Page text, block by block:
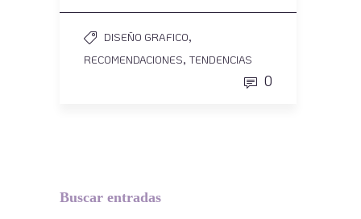
DISEÑO GRAFICO,
RECOMENDACIONES, TENDENCIAS
0
Buscar entradas